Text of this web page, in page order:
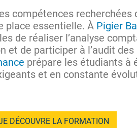
compétences recherchées
place essentielle. À Pigier
de réaliser l’analyse
et de participer à l’audit
prépare les étudiants à
et en constante
DÉCOUVRE LA FORMATION